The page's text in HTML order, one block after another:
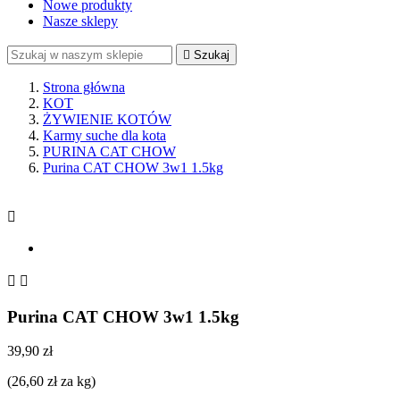
Nowe produkty
Nasze sklepy
 Szukaj
Strona główna
KOT
ŻYWIENIE KOTÓW
Karmy suche dla kota
PURINA CAT CHOW
Purina CAT CHOW 3w1 1.5kg

 
Purina CAT CHOW 3w1 1.5kg
39,90 zł
(26,60 zł za kg)